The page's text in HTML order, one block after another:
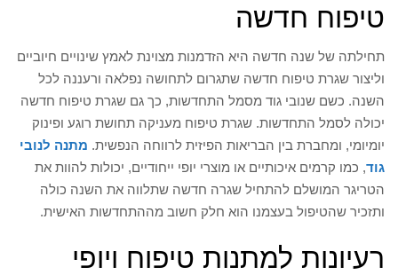
טיפוח חדשה
תחילתה של שנה חדשה היא הזדמנות מצוינת לאמץ שינויים חיוביים
וליצור שגרת טיפוח חדשה שתגרום לתחושה נפלאה ורעננה לכל
השנה. כשם שנובי גוד מסמל התחדשות, כך גם שגרת טיפוח חדשה
יכולה לסמל התחדשות. שגרת טיפוח מעניקה תחושת רוגע ופינוק
יומיומי, ומחברת בין הבריאות הפיזית לרווחה הנפשית. מתנה לנובי
גוד, כמו קרמים איכותיים או מוצרי יופי ייחודיים, יכולות להוות את
הטריגר המושלם להתחיל שגרה חדשה שתלווה את השנה כולה
ותזכיר שהטיפול בעצמנו הוא חלק חשוב מההתחדשות האישית.
רעיונות למתנות טיפוח ויופי